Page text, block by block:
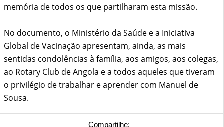
memória de todos os que partilharam esta missão.
No documento, o Ministério da Saúde e a Iniciativa
Global de Vacinação apresentam, ainda, as mais
sentidas condolências à família, aos amigos, aos colegas,
ao Rotary Club de Angola e a todos aqueles que tiveram
o privilégio de trabalhar e aprender com Manuel de
Sousa.
Compartilhe: